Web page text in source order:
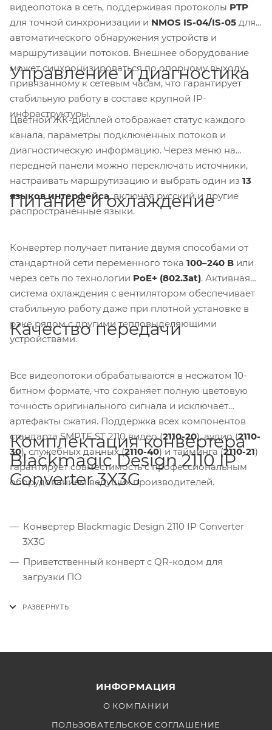
видеопотока в сеть, поддерживая протоколы PTP
для точной синхронизации и NMOS IS-04/IS-05 для
автоматического обнаружения устройств и
маршрутизации потоков. Внешнее оборудование
может синхронизироваться по опорному выходу,
привязанному к сетевым часам, что гарантирует
стабильную работу в составе крупной IP-
инфраструктуры.
Управление и диагностика
Цветной ЖК-дисплей отображает статус каждого
канала, параметры подключённых потоков и
диагностическую информацию. Через меню на
передней панели можно переключать источники,
настраивать маршрутизацию и выбрать один из 13
языков интерфейса, включая русский и другие
распространённые языки.
Питание и охлаждение
Конвертер получает питание двумя способами от
стандартной сети переменного тока 100–240 В или
через сеть по технологии PoE+ (802.3at). Активная
система охлаждения с вентилятором обеспечивает
стабильную работу даже при плотной установке в
рэке рядом с другими тепловыделяющими
устройствами.
Качество передачи
Все видеопотоки обрабатываются в несжатом 10-
битном формате, что сохраняет полную цветовую
точность оригинального сигнала и исключает
артефакты сжатия. Поддержка всех компонентов
стандарта SMPTE ST 2110 видео (2110-20), аудио (2110-
30), служебных данных (2110-40) и тайминга (2110-21)
гарантирует совместимость с профессиональным
оборудованием ведущих производителей.
Комплектация конвертера
Blackmagic Design 2110 IP
Converter 3X3G
Конвертер Blackmagic Design 2110 IP Converter
3X3G
Приветственный конверт с QR-кодом для
загрузки ПО
ИНФОРМАЦИЯ
О КОМПАНИИ
ПОЛЬЗОВАТЕЛЬСКОЕ СОГЛАШЕНИЕ